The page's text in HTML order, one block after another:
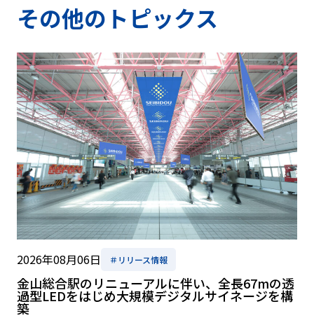
その他のトピックス
2026年08月06日 ＃リリース情報
金山総合駅のリニューアルに伴い、全長67mの透
過型LEDをはじめ大規模デジタルサイネージを構
築